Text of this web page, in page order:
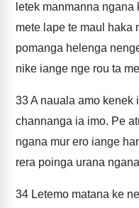
letek manmanna
mete lape te maul haka
pomanga helenga
nike iange nge rou ta
33A nauala amo kenek
channanga ia imo. Pe
ngana mur ero iange
rera poinga urana
34 Letemo matana ke